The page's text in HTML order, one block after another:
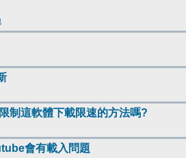
制這軟體下載限速的方法嗎?
會有載入問題